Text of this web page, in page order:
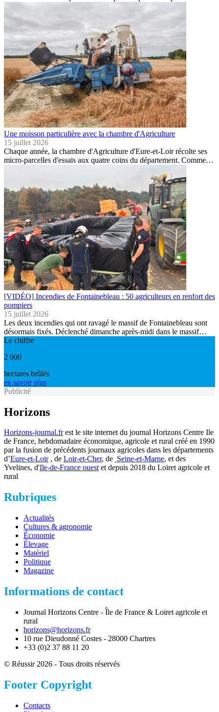
Une moisson particulière avec la chambre d'Agriculture
15 juillet 2026
Chaque année, la chambre d'Agriculture d'Eure-et-Loir récolte ses
micro-parcelles d'essais aux quatre coins du département. Comme…
[VIDÉO] Incendies de Fontainebleau : 50 agriculteurs en renfort des
pompiers
15 juillet 2026
Les deux incendies qui ont ravagé le massif de Fontainebleau sont
désormais fixés. Déclenché dimanche après-midi dans le massif…
Le chiffre
2 000
hectares brûlés
en savoir plus
Publicité
Horizons
Horizons-journal.frest le site internet du journal Horizons Centre Ile
de France, hebdomadaire économique, agricole et rural créé en 1990
par la fusion de précédents journaux agricoles dans les départements
d’Eure-et-Loir, de Loir-et-Cher, de Seine-et-Marne, et des
Yvelines, d'Ile-de-France ouestet depuis 2018 du Loiret agricole et
rural
Rubriques
Actualités
Cultures & agronomie
Économie
Élevage
Matériel
Politique
Magazine
Informations de contact
Journal Horizons Centre - Île de France & Loiret agricole et
rural
horizons@horizons.fr
10 rue Dieudonné Costes - 28000 Chartres
+33 (0)2 37 88 11 20
© Réussir 2026 - Tous droits réservés
Footer Copyright
Contacts